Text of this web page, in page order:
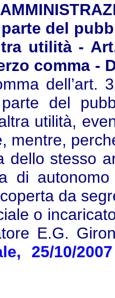
del
utilità -
comma -
dell’art.
del
utilità,
mentre,
dello stesso
di
da
o
E.G.
25/10/